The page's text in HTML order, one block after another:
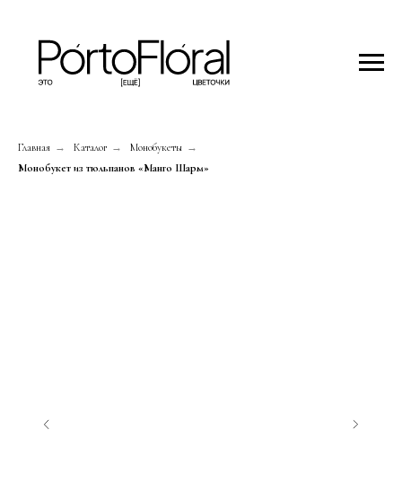
Главная → Каталог → Монобукеты →
Монобукет из тюльпанов «Манго Шарм»